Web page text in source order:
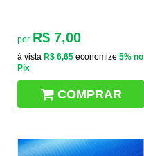
por R$ 7,00
à vista R$ 6,65 economize 5% no
Pix
COMPRAR